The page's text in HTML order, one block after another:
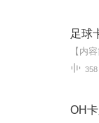
足球
358
OH